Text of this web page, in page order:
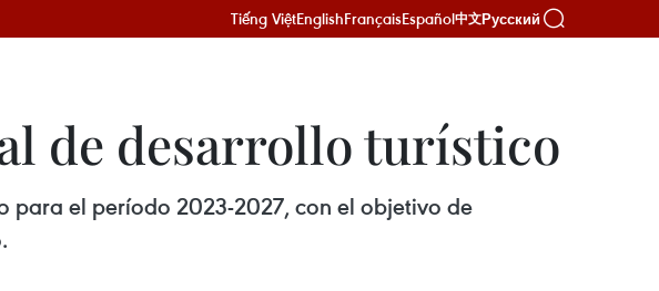
Tiếng ViệtEnglishFrançaisEspañol中文Русский
de desarrollo turístico
para el período 2023-2027, con el objetivo de